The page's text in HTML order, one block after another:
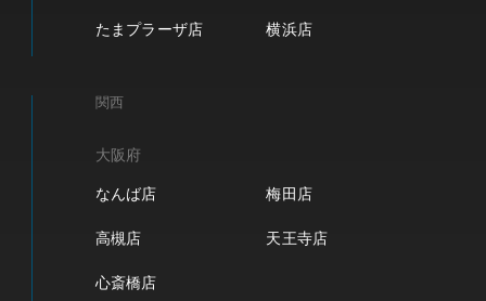
たまプラーザ店 横浜店
関西
大阪府
なんば店 梅田店
高槻店 天王寺店
心斎橋店